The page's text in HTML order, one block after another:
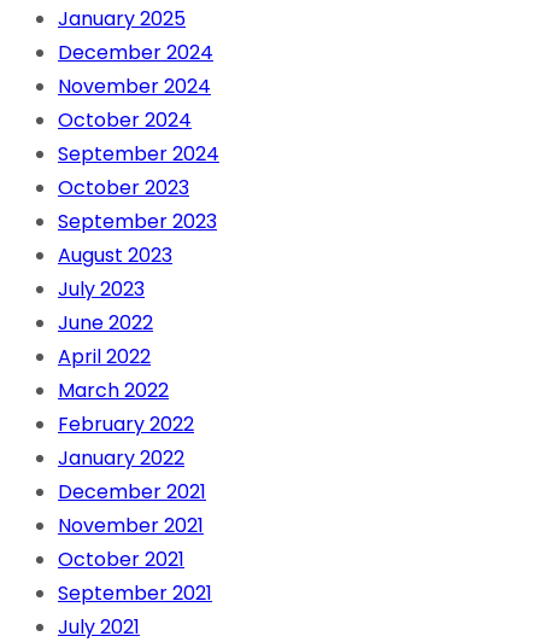
January 2025
December 2024
November 2024
October 2024
September 2024
October 2023
September 2023
August 2023
July 2023
June 2022
April 2022
March 2022
February 2022
January 2022
December 2021
November 2021
October 2021
September 2021
July 2021